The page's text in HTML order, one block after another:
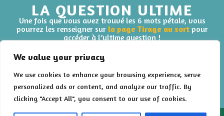
We value your privacy
We use cookies to enhance your browsing experience, serve
personalized ads or content, and analyze our traffic. By
clicking "Accept All", you consent to our use of cookies.
LA QUESTION ULTIME
Une fois que vous avez trouvé les 6 mots pétale, vous
pourrez les renseigner surla page Tirage au sortpour
accéder à l’ultime question !
Une bonne réponse vous permettra de participer à notre
grand tirage au sort.
A gagner, des bons d’achat chez des commerçants de
Montigny-lès-Metz !